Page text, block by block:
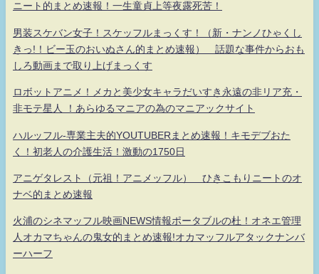
ニート的まとめ速報！一生童貞上等夜露死苦！
男装スケバン女子！スケッフルまっくす！（新・ナンノひゃくし
きっ!！ビー玉のおいぬさん的まとめ速報） 話題な事件からおも
しろ動画まで取り上げまっくす
ロボットアニメ！メカと美少女キャラだいすき永遠の非リア充・
非モテ星人 ！あらゆるマニアの為のマニアックサイト
ハルッフル-専業主夫的YOUTUBERまとめ速報！キモデブおた
く！初老人の介護生活！激動の1750日
アニゲタレスト（元祖！アニメッフル） ひきこもりニートのオ
ナベ的まとめ速報
火浦のシネマッフル映画NEWS情報ポータブルの杜！オネエ管理
人オカマちゃんの鬼女的まとめ速報!オカマッフルアタックナンバ
ーハーフ